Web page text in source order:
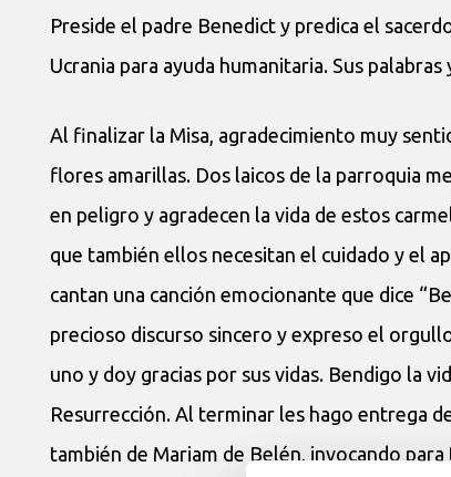
Preside el padre Benedict y predica el
Ucrania para ayuda humanitaria. Sus
Al finalizar la Misa, agradecimiento muy
flores amarillas. Dos laicos de la parroquia
en peligro y agradecen la vida de estos
que también ellos necesitan el cuidado y el
cantan una canción emocionante que dice
precioso discurso sincero y expreso el
uno y doy gracias por sus vidas. Bendigo la
Resurrección. Al terminar les hago entrega
también de Mariam de Belén, invocando